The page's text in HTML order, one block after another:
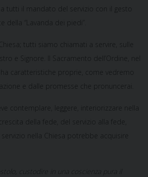
a tutti il mandato del servizio con il gesto
della “Lavanda dei piedi”.
tutti siamo chiamati a servire, sulle
e Signore. Il Sacramento dell’Ordine, nel
caratteristiche proprie, come vedremo
e dalle promesse che pronuncerai.
contemplare, leggere, interiorizzare nella
della fede, del servizio alla fede,
servizio nella Chiesa potrebbe acquisire
custodire in una coscienza pura il